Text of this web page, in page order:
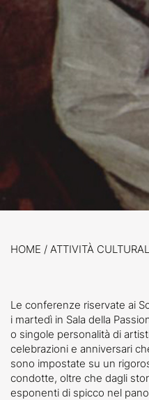
HOME / ATTIVITÀ
Le conferenze riservate ai
i martedì in Sala della
o singole personalità di
celebrazioni e anniversari
sono impostate su un
condotte, oltre che dagli
esponenti di spicco nel